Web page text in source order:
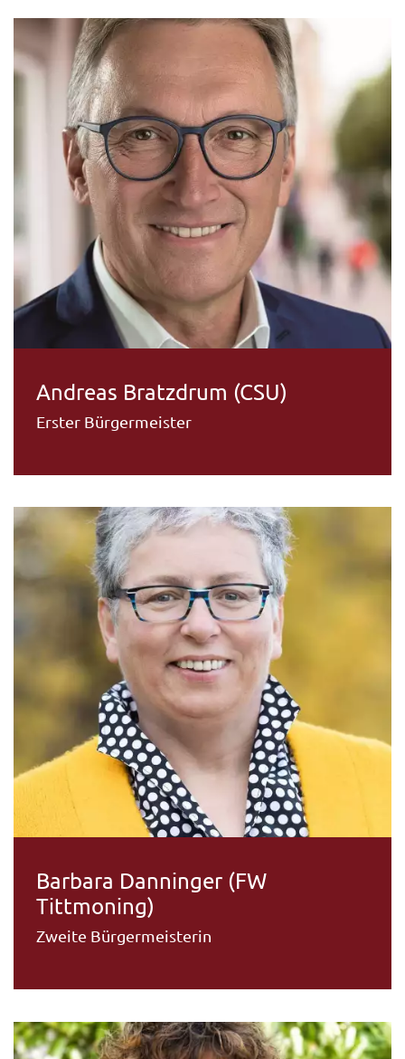
Andreas Bratzdrum (CSU)
Erster Bürgermeister
Barbara Danninger (FW
Tittmoning)
Zweite Bürgermeisterin